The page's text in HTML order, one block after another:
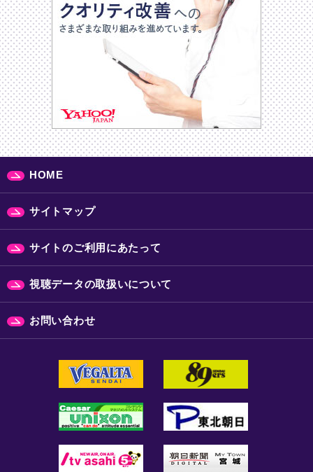
HOME
サイトマップ
サイトのご利用にあたって
視聴データの取扱いについて
お問い合わせ